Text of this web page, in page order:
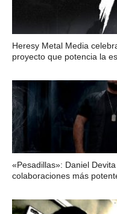
Heresy Metal Media
proyecto que potencia la
«Pesadillas»: Daniel
colaboraciones más